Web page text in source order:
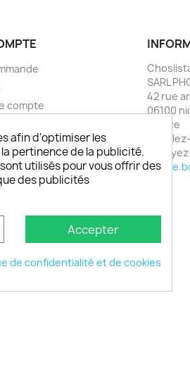
compte
SARL
42 rue
06100
France
afin d'optimiser les
pertinence de la publicité.
utilisés pour vous offrir des
des publicités
Accepter
de confidentialité et de cookies